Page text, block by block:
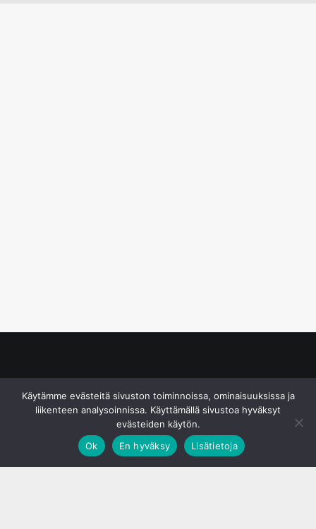
Käytämme evästeitä sivuston toiminnoissa, ominaisuuksissa ja
liikenteen analysoinnissa. Käyttämällä sivustoa hyväksyt
evästeiden käytön.
Ok
En hyväksy Lisätietoja